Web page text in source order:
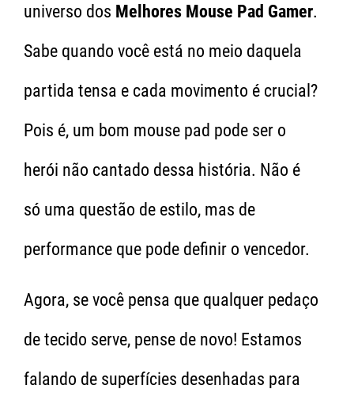
universo dos Melhores Mouse Pad Gamer.
Sabe quando você está no meio daquela
partida tensa e cada movimento é crucial?
Pois é, um bom mouse pad pode ser o
herói não cantado dessa história. Não é
só uma questão de estilo, mas de
performance que pode definir o vencedor.
Agora, se você pensa que qualquer pedaço
de tecido serve, pense de novo! Estamos
falando de superfícies desenhadas para